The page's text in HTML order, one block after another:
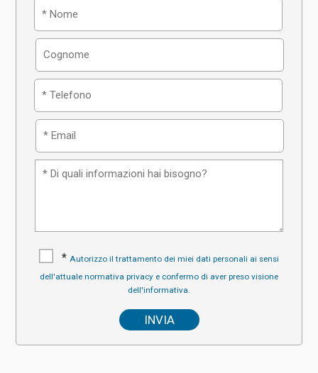
* Autorizzo il trattamento dei miei dati personali ai sensi
dell'attuale normativa privacy e confermo di aver preso visione
dell'informativa.